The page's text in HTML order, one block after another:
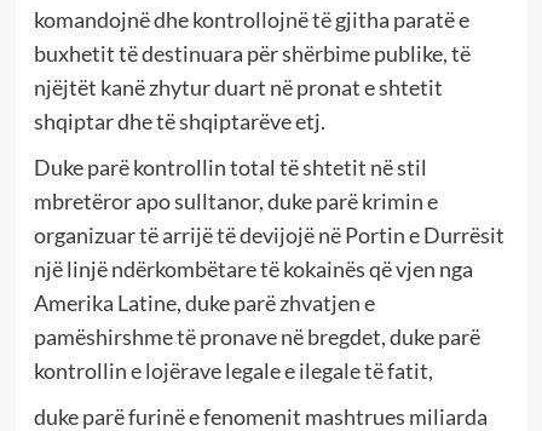
komandojnë dhe kontrollojnë të gjitha paratë e
buxhetit të destinuara për shërbime publike, të
njëjtët kanë zhytur duart në pronat e shtetit
shqiptar dhe të shqiptarëve etj.
Duke parë kontrollin total të shtetit në stil
mbretëror apo sulltanor, duke parë krimin e
organizuar të arrijë të devijojë në Portin e Durrësit
një linjë ndërkombëtare të kokainës që vjen nga
Amerika Latine, duke parë zhvatjen e
pamëshirshme të pronave në bregdet, duke parë
kontrollin e lojërave legale e ilegale të fatit,
duke parë furinë e fenomenit mashtrues miliarda